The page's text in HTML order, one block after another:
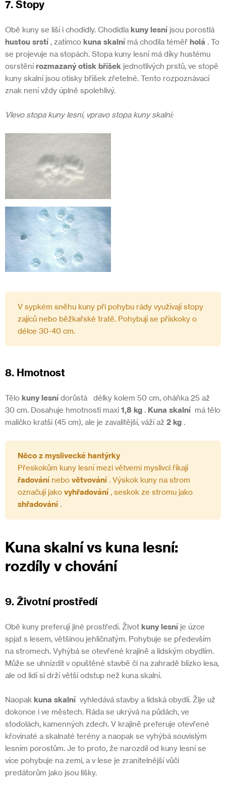
7. Stopy
Obě kuny se liší i chodidly. Chodidla kuny lesníjsou porostlá
hustou srstí, zatímco kuna skalnímá chodila téměř holá . To
se projevuje na stopách. Stopa kuny lesní má díky hustému
osrstěnírozmazaný otisk bříšek jednotlivých prstů, ve stopě
kuny skalní jsou otisky bříšek zřetelné. Tento rozpoznávací
znak není vždy úplně spolehlivý.
Vlevo stopa kuny lesní, vpravo stopa kuny skalní:
V sypkém sněhu kuny při pohybu rády využívají stopy
zajíců nebo běžkařské tratě. Pohybují se přískoky o
délce 30-40 cm.
8. Hmotnost
Tělo kuny lesnídorůstá délky kolem 50 cm, oháňka 25 až
30 cm. Dosahuje hmotnosti maxi 1,8 kg . Kuna skalnímá tělo
maličko kratší (45 cm), ale je zavalitější, váží až 2 kg .
Něco z myslivecké hantýrky
Přeskokům kuny lesní mezi větvemi myslivci říkají
řadovánínebo větvování. Výskok kuny na strom
označují jako vyhřadování, seskok ze stromu jako
shřadování.
Kuna skalní vs kuna lesní:
rozdíly v chování
9. Životní prostředí
Obě kuny preferují jiné prostředí. Život kuny lesníje úzce
spjat s lesem, většinou jehličnatým. Pohybuje se především
na stromech. Vyhýbá se otevřené krajině a lidským obydlím.
Může se uhnízdit v opuštěné stavbě či na zahradě blízko lesa,
ale od lidí si drží větší odstup než kuna skalní.
Naopak kuna skalnívyhledává stavby a lidská obydlí. Žije už
dokonce i ve městech. Ráda se ukrývá na půdách, ve
stodolách, kamenných zdech. V krajině preferuje otevřené
křovinaté a skalnaté terény a naopak se vyhýbá souvislým
lesním porostům. Je to proto, že narozdíl od kuny lesní se
více pohybuje na zemi, a v lese je zranitelnější vůči
predátorům jako jsou lišky.